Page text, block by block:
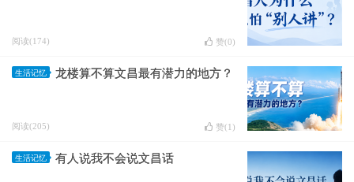
阅读(174) 赞(0)
生活记忆 龙楼算不算文昌最有潜力的地方？
阅读(205) 赞(1 )
生活记忆 有人说我不会说文昌话